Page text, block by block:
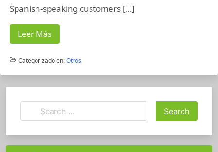
Spanish-speaking customers […]
Leer Más
Categorizado en:Otros